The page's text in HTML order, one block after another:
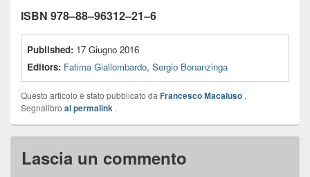
ISBN 978–88–96312–21–6
Published: 17 Giugno 2016
Editors: Fatima Giallombardo, Sergio Bonanzinga
Questo articolo è stato pubblicato da Francesco Macaluso .
Segnalibro al permalink .
Lascia un commento